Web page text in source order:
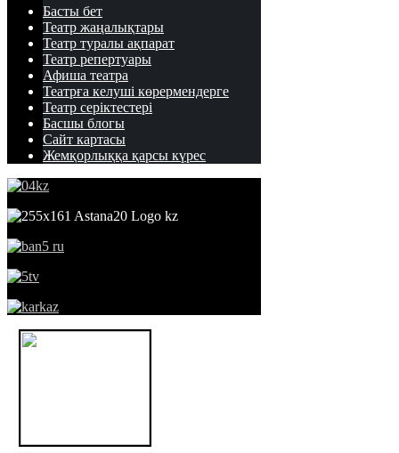
Басты бет
Театр жаңалықтары
Театр туралы ақпарат
Театр репертуары
Афиша театра
Театрға келуші көрермендерге
Театр cеріктестері
Басшы блогы
Сайт картасы
Жемқорлыққа қарсы күрес